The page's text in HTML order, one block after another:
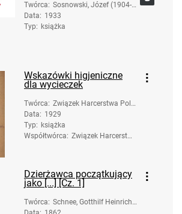
Twórca: Sosnowski, Józef (1904-1
975)
Data: 1933
Typ: książka
Wskazówki higjeniczne
dla wycieczek
Twórca: Związek Harcerstwa Pols
kiego (1918-1939). Okręg
Krakowski. Sekcja Lekars
ka
Data: 1929
Typ: książka
Współtwórca: Związek Harcerstwa
Główna Kwatera Mę
ska.; Maresz, Tadeu
sz (1895-1944)
Dzierżawca początkujący
jako [...] [Cz. 1]
Twórca: Schnee, Gotthilf Heinrich